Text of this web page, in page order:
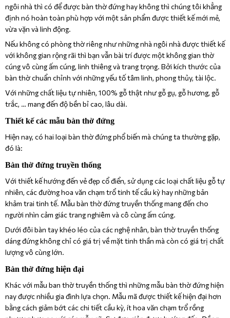
ngôi nhà thì có để được bàn thờ đứng hay không thì chúng tôi khẳng
định nó hoàn toàn phù hợp với một sản phẩm được thiết kế mới mẻ,
vừa vặn và linh động.
Nếu không có phòng thờ riêng như những nhà ngôi nhà được thiết kế
với không gian rộng rãi thì bạn vẫn bài trí được một không gian thờ
cúng vô cùng ấm cúng, linh thiêng và trang trọng. Bởi kích thước của
bàn thờ chuẩn chỉnh với những yếu tố tâm linh, phong thủy, tài lộc.
Với những chất liệu tự nhiên, 100% gỗ thật như gỗ gụ, gỗ hương, gỗ
trắc, … mang đến độ bền bỉ cao, lâu dài.
Thiết kế các mẫu bàn thờ đứng
Hiện nay, có hai loại bàn thờ đứng phổ biến mà chúng ta thường gặp,
đó là:
Bàn thờ đứng truyền thống
Với thiết kế hướng đến vẻ đẹp cổ điển, sử dụng các loại chất liệu gỗ tự
nhiên, các đường hoa văn chạm trổ tinh tế cầu kỳ hay những bản
khảm trai tinh tế. Mẫu bàn thờ đứng truyền thống mang đến cho
người nhìn cảm giác trang nghiêm và cô cùng ấm cúng.
Dưới đôi bàn tay khéo léo của các nghệ nhân, bàn thờ truyền thống
dáng đứng không chỉ có giá trị về mặt tinh thần mà còn có giá trị chất
lượng vô cùng lớn.
Bàn thờ đứng hiện đại
Khác với mẫu ban thờ truyền thống thì những mẫu bàn thờ đứng hiện
nay được nhiều gia đình lựa chọn. Mẫu mã được thiết kế hiện đại hơn
bằng cách giảm bớt các chi tiết cầu kỳ, ít hoa văn chạm trổ rồng